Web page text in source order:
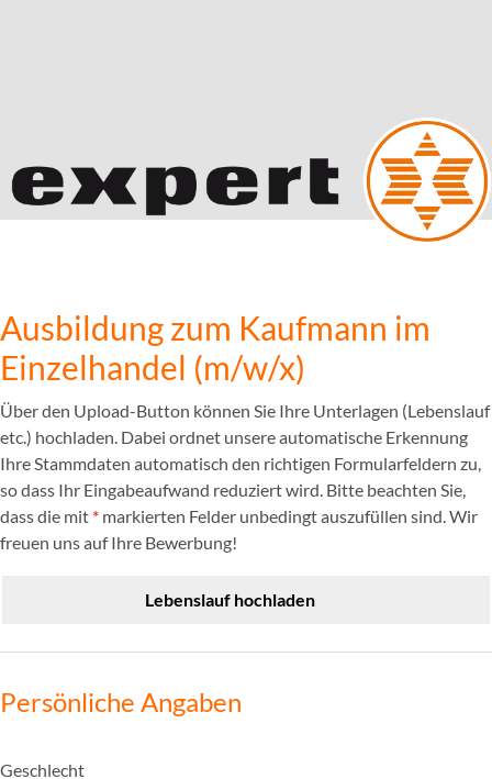
Ausbildung zum Kaufmann im
Einzelhandel (m/w/x)
Über den Upload-Button können Sie Ihre Unterlagen (Lebenslauf
etc.) hochladen. Dabei ordnet unsere automatische Erkennung
Ihre Stammdaten automatisch den richtigen Formularfeldern zu,
so dass Ihr Eingabeaufwand reduziert wird. Bitte beachten Sie,
dass die mit * markierten Felder unbedingt auszufüllen sind. Wir
freuen uns auf Ihre Bewerbung!
Lebenslauf hochladen
Persönliche Angaben
Geschlecht